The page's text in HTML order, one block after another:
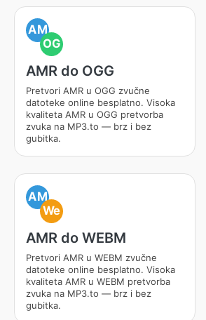
AM
OG
AMR do OGG
Pretvori AMR u OGG zvučne
datoteke online besplatno. Visoka
kvaliteta AMR u OGG pretvorba
zvuka na MP3.to — brz i bez
gubitka.
AM
We
AMR do WEBM
Pretvori AMR u WEBM zvučne
datoteke online besplatno. Visoka
kvaliteta AMR u WEBM pretvorba
zvuka na MP3.to — brz i bez
gubitka.